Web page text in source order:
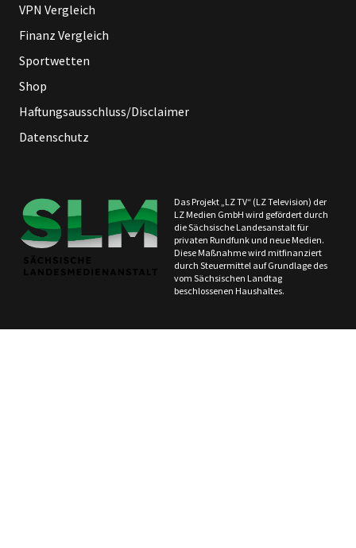
VPN Vergleich
Finanz Vergleich
Sportwetten
Shop
Haftungsausschluss/Disclaimer
Datenschutz
Das Projekt „LZ TV“ (LZ Television) der
LZ Medien GmbH wird gefördert durch
die Sächsische Landesanstalt für
privaten Rundfunk und neue Medien.
Diese Maßnahme wird mitfinanziert
durch Steuermittel auf Grundlage des
vom Sächsischen Landtag
beschlossenen Haushaltes.